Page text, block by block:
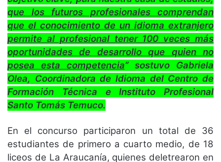
que los futuros profesionales comprendan
que el conocimiento de un idioma extranjero
permite al profesional tener 100 veces más
oportunidades de desarrollo que quien no
posea esta competencia” sostuvo Gabriela
Olea, Coordinadora de Idioma del Centro de
Formación Técnica e Instituto Profesional
Santo Tomás Temuco.
En el concurso participaron un total de 36
estudiantes de primero a cuarto medio, de 18
liceos de La Araucanía, quienes deletrearon en